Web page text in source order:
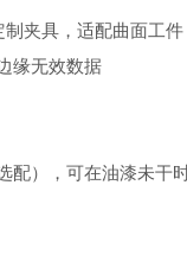
夹具，适配曲面工件
缘无效数据
配），可在油漆未干